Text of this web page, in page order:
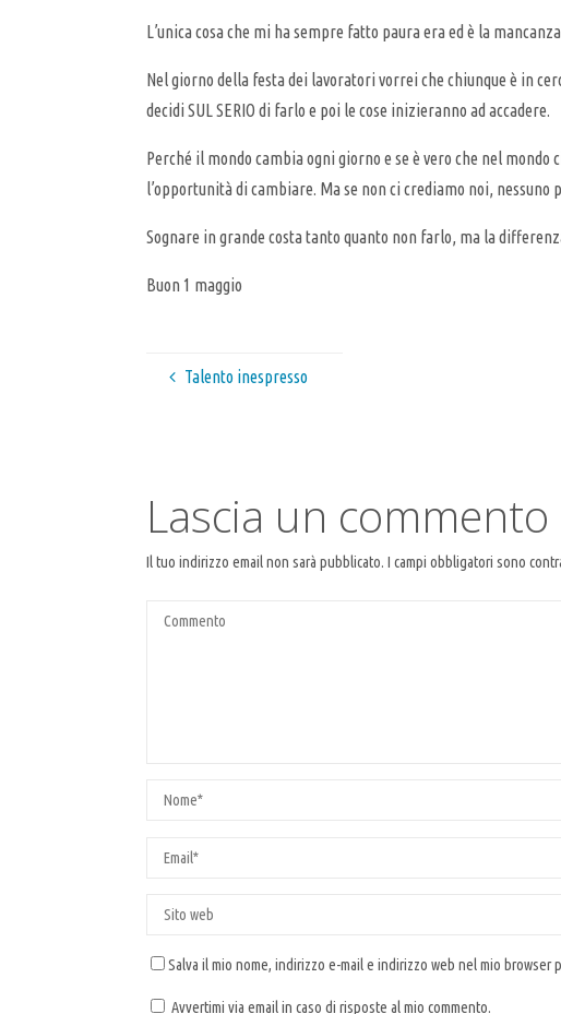
L’unica cosa che mi ha sempre fatto paura era ed è la
Nel giorno della festa dei lavoratori vorrei che chiunque è in
decidi SUL SERIO di farlo e poi le cose inizieranno ad accadere.
Perché il mondo cambia ogni giorno e se è vero che nel
l’opportunità di cambiare. Ma se non ci crediamo noi,
Sognare in grande costa tanto quanto non farlo, ma la
Buon 1 maggio
Talento inespresso
Lascia un commento
Il tuo indirizzo email non sarà pubblicato. I campi obbligatori sono
Salva il mio nome, indirizzo e-mail e indirizzo web nel mio browser
Avvertimi via email in caso di risposte al mio commento.